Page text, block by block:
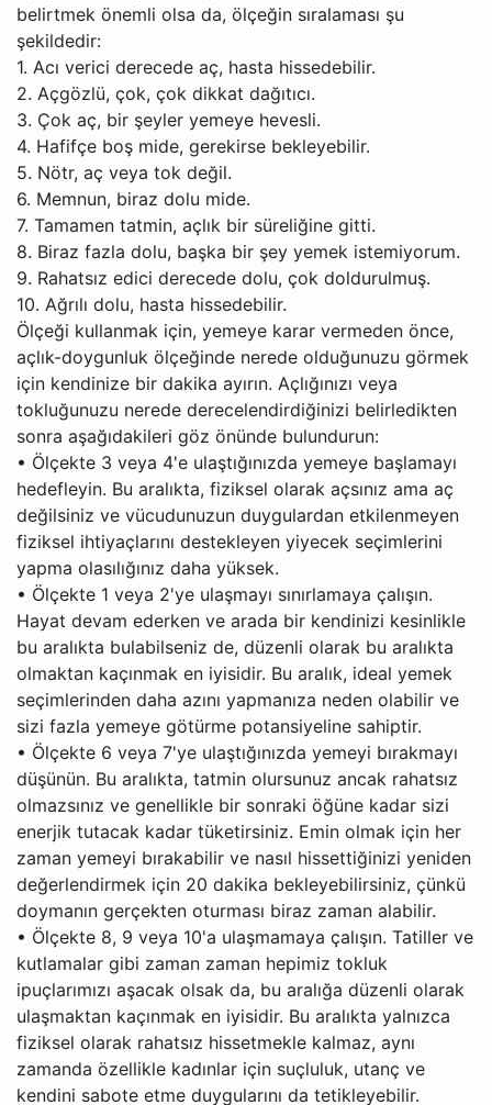
belirtmek önemli olsa da, ölçeğin sıralaması şu
şekildedir:
1. Acı verici derecede aç, hasta hissedebilir.
2. Açgözlü, çok, çok dikkat dağıtıcı.
3. Çok aç, bir şeyler yemeye hevesli.
4. Hafifçe boş mide, gerekirse bekleyebilir.
5. Nötr, aç veya tok değil.
6. Memnun, biraz dolu mide.
7. Tamamen tatmin, açlık bir süreliğine gitti.
8. Biraz fazla dolu, başka bir şey yemek istemiyorum.
9. Rahatsız edici derecede dolu, çok doldurulmuş.
10. Ağrılı dolu, hasta hissedebilir.
Ölçeği kullanmak için, yemeye karar vermeden önce,
açlık-doygunluk ölçeğinde nerede olduğunuzu görmek
için kendinize bir dakika ayırın. Açlığınızı veya
tokluğunuzu nerede derecelendirdiğinizi belirledikten
sonra aşağıdakileri göz önünde bulundurun:
• Ölçekte 3 veya 4'e ulaştığınızda yemeye başlamayı
hedefleyin. Bu aralıkta, fiziksel olarak açsınız ama aç
değilsiniz ve vücudunuzun duygulardan etkilenmeyen
fiziksel ihtiyaçlarını destekleyen yiyecek seçimlerini
yapma olasılığınız daha yüksek.
• Ölçekte 1 veya 2'ye ulaşmayı sınırlamaya çalışın.
Hayat devam ederken ve arada bir kendinizi kesinlikle
bu aralıkta bulabilseniz de, düzenli olarak bu aralıkta
olmaktan kaçınmak en iyisidir. Bu aralık, ideal yemek
seçimlerinden daha azını yapmanıza neden olabilir ve
sizi fazla yemeye götürme potansiyeline sahiptir.
• Ölçekte 6 veya 7'ye ulaştığınızda yemeyi bırakmayı
düşünün. Bu aralıkta, tatmin olursunuz ancak rahatsız
olmazsınız ve genellikle bir sonraki öğüne kadar sizi
enerjik tutacak kadar tüketirsiniz. Emin olmak için her
zaman yemeyi bırakabilir ve nasıl hissettiğinizi yeniden
değerlendirmek için 20 dakika bekleyebilirsiniz, çünkü
doymanın gerçekten oturması biraz zaman alabilir.
• Ölçekte 8, 9 veya 10'a ulaşmamaya çalışın. Tatiller ve
kutlamalar gibi zaman zaman hepimiz tokluk
ipuçlarımızı aşacak olsak da, bu aralığa düzenli olarak
ulaşmaktan kaçınmak en iyisidir. Bu aralıkta yalnızca
fiziksel olarak rahatsız hissetmekle kalmaz, aynı
zamanda özellikle kadınlar için suçluluk, utanç ve
kendini sabote etme duygularını da tetikleyebilir.